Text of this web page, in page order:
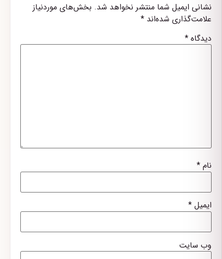
نشانی ایمیل شما منتشر نخواهد شد. بخش‌های موردنیاز
علامت‌گذاری شده‌اند *
دیدگاه *
نام *
ایمیل *
وب‌ سایت